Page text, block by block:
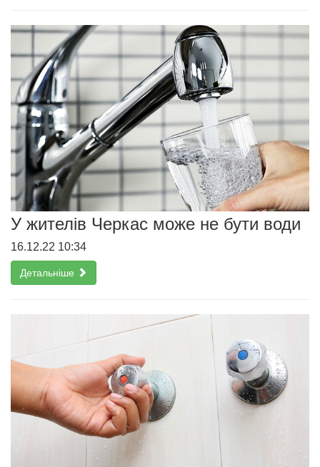
У жителів Черкас може не бути води
16.12.22 10:34
Детальніше